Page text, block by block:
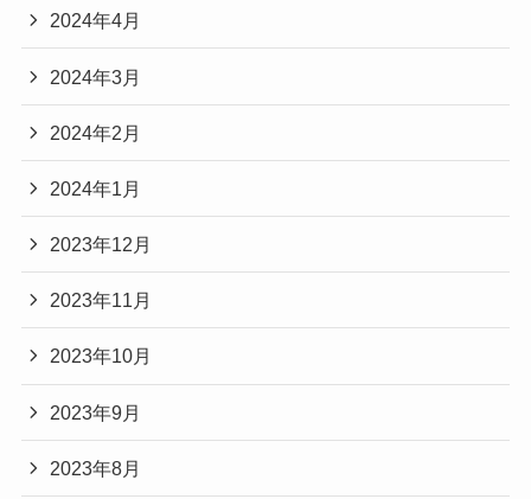
2024年4月
2024年3月
2024年2月
2024年1月
2023年12月
2023年11月
2023年10月
2023年9月
2023年8月